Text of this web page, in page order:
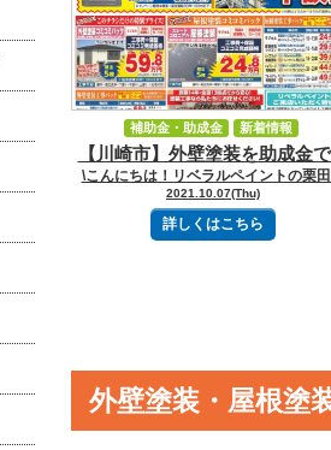
【川崎市】外壁塗装を助成金
\こんにちは！リベラルペイントの栗
2021.10.07(Thu)
詳しくはこちら
補助金・助成金
新着情報
イベント・キャンペーン
外壁塗装・屋根塗